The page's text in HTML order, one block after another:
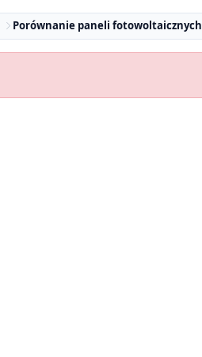
Porównanie paneli fotowoltaicznych